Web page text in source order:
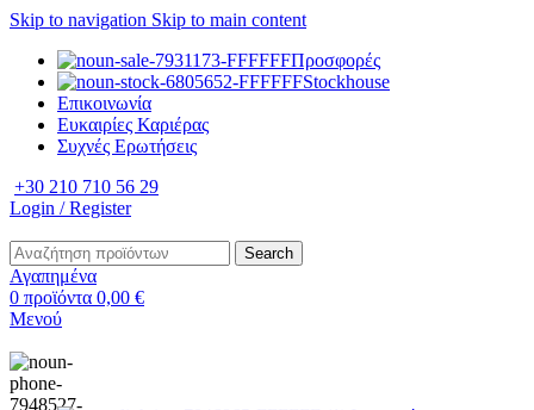
Skip to navigation Skip to main content
Προσφορές
Stockhouse
Επικοινωνία
Ευκαιρίες Καριέρας
Συχνές Ερωτήσεις
+30 210 710 56 29
Login / Register
Search
Αγαπημένα
0 προϊόντα 0,00 €
Μενού